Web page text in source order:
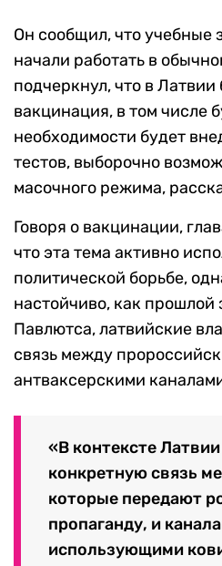
Он сообщил, что учебные
начали работать в
подчеркнул, что в
вакцинация, в том числе
необходимости будет
тестов, выборочно
масочного режима,
Говоря о вакцинации,
что эта тема активно
политической борьбе,
настойчиво, как прошлой
Павлютса, латвийские
связь между
антваксерскими
«В контексте
конкретную связь
которые передают
пропаганду, и
использующими